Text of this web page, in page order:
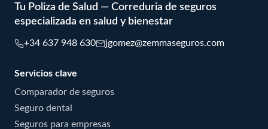
Tu Poliza de Salud — Correduria de seguros
especializada en salud y bienestar
+34 637 948 630 jgomez@zemmaseguros.com
Servicios clave
Comparador de seguros
Seguro dental
Seguros para empresas